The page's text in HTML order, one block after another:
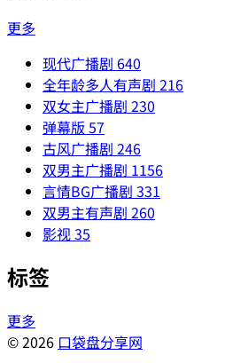
更多
现代广播剧 640
全年龄多人有声剧 216
双女主广播剧 230
弹幕版 57
古风广播剧 246
双男主广播剧 1156
言情BG广播剧 331
双男主有声剧 260
影视35
标签
更多
© 2026 口袋盘分享网